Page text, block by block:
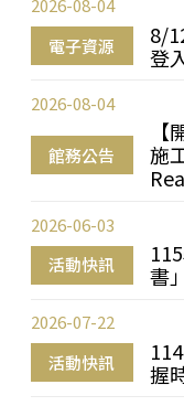
電子資源
8/
登
2026-08-04
館務公告
施
2026-08-04
活動快訊
書
2026-06-03
活動快訊
握
2026-07-22